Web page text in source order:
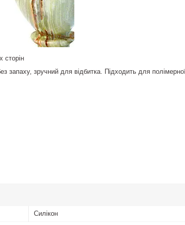
сторін
запаху, зручний для відбитка. Підходить для
Силікон